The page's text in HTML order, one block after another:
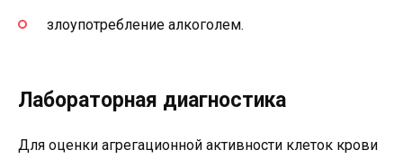
злоупотребление алкоголем.
Лабораторная диагностика
Для оценки агрегационной активности клеток крови